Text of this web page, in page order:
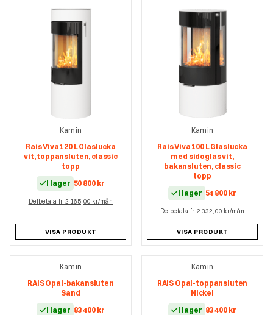
Kamin
Rais Viva 120 L Glaslucka
vit, toppansluten, classic
topp
I lager 50 800 kr
Delbetala fr. 2 165,00 kr/mån
VISA PRODUKT
Kamin
Rais Viva 100 L Glaslucka
med sidoglas vit,
bakansluten, classic
topp
I lager 54 800 kr
Delbetala fr. 2 332,00 kr/mån
VISA PRODUKT
Kamin
RAIS Opal-bakansluten
Sand
I lager 83 400 kr
Kamin
RAIS Opal-toppansluten
Nickel
I lager 83 400 kr